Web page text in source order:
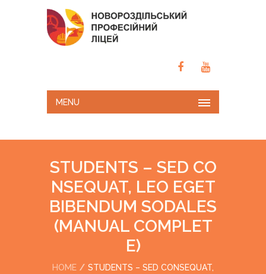
MENU
STUDENTS – SED CO
NSEQUAT, LEO EGET
BIBENDUM SODALES
(MANUAL COMPLET
E)
HOME
STUDENTS – SED CONSEQUAT,